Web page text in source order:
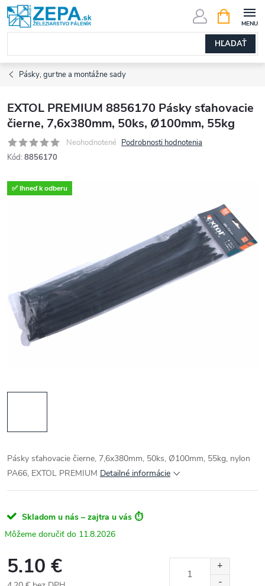
Prejsť
na
obsah
HĽADAŤ
KOŠÍK
Pásky, gurtne a montážne sady
EXTOL PREMIUM 8856170 Pásky sťahovacie
čierne, 7,6x380mm, 50ks, Ø100mm, 55kg
Neohodnotené Podrobnosti hodnotenia
Kód: 8856170
✅ Ihneď k odberu
Pásky sťahovacie čierne, 7,6x380mm, 50ks, Ø100mm, 55kg, nylon
PA66, EXTOL PREMIUM Detailné informácie
Skladom u nás – zajtra u vás ⏱️
11.8.2026
5.10 €